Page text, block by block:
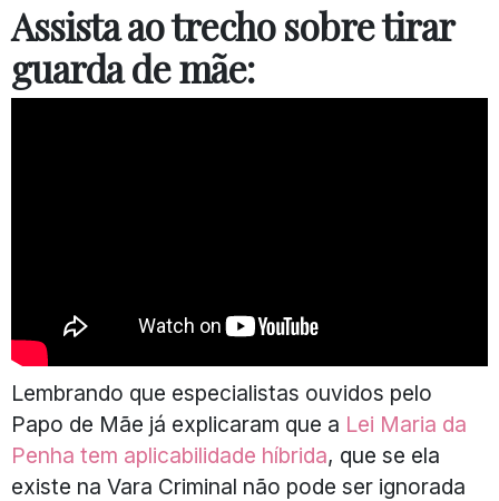
Assista ao trecho sobre tirar
guarda de mãe:
Lembrando que especialistas ouvidos pelo
Papo de Mãe já explicaram que a Lei Maria da
Penha tem aplicabilidade híbrida, que se ela
existe na Vara Criminal não pode ser ignorada